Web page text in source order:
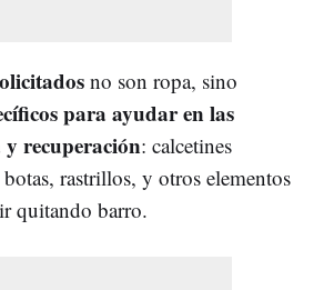
no son ropa, sino
para ayudar en las
recuperación: calcetines
rastrillos, y otros elementos
quitando barro.